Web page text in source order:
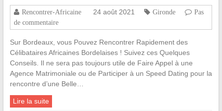
Rencontrer-Africaine 24 août 2021 Gironde
Pas
de commentaire
Sur Bordeaux, vous Pouvez Rencontrer Rapidement des
Célibataires Africaines Bordelaises ! Suivez ces Quelques
Conseils. Il ne sera pas toujours utile de Faire Appel à une
Agence Matrimoniale ou de Participer à un Speed Dating pour la
rencontre d’une Belle…
Lire la suite